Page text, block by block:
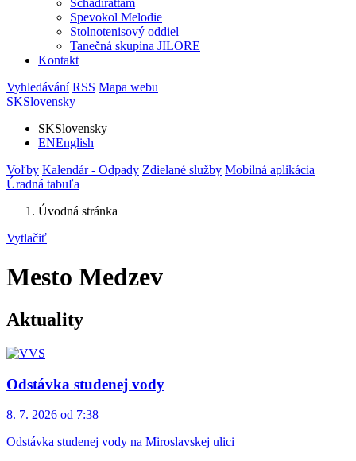
Schadirattam
Spevokol Melodie
Stolnotenisový oddiel
Tanečná skupina JILORE
Kontakt
Vyhledávání RSS Mapa webu
SKSlovensky
SKSlovensky
ENEnglish
Voľby Kalendár - Odpady Zdielané služby Mobilná aplikácia
Úradná tabuľa
Úvodná stránka
Vytlačiť
Mesto Medzev
Aktuality
Odstávka studenej vody
8. 7. 2026 od 7:38
Odstávka studenej vody na Miroslavskej ulici